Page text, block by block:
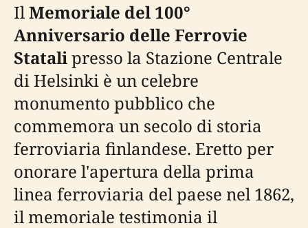
IlMemoriale del 100°
Anniversario delle Ferrovie
Statalipresso la Stazione Centrale
di Helsinki è un celebre
monumento pubblico che
commemora un secolo di storia
ferroviaria finlandese. Eretto per
onorare l'apertura della prima
linea ferroviaria del paese nel 1862,
il memoriale testimonia il